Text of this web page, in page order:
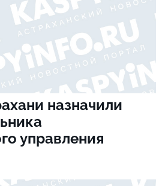
назначили
управления